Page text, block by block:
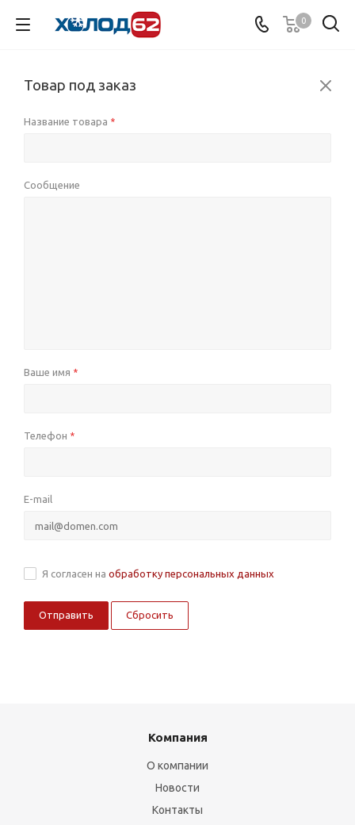
0
Товар под заказ
Название товара *
Сообщение
Ваше имя *
Телефон *
E-mail
Я согласен на обработку персональных данных
Сбросить
Компания
О компании
Новости
Контакты